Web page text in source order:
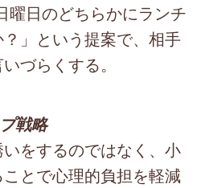
曜日のどちらかにランチ
」という提案で、相手
づらくする。
戦略
をするのではなく、小
とで心理的負担を軽減